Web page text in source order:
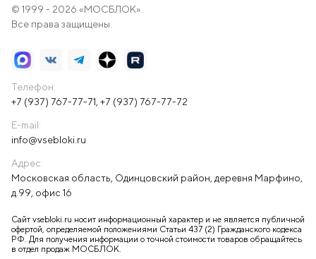
© 1999 - 2026 «МОСБЛОК».
Все права защищены.
Телефон:
+7 (937) 767-77-71, +7 (937) 767-77-72
E-mail:
info@vsebloki.ru
Адрес:
Московская область, Одинцовский район, деревня Марфино,
д.99, офис 16
Сайт vsebloki.ru носит информационный характер и не является публичной
офертой, определяемой положениями Статьи 437 (2) Гражданского кодекса
РФ. Для получения информации о точной стоимости товаров обращайтесь
в отдел продаж МОСБЛОК.